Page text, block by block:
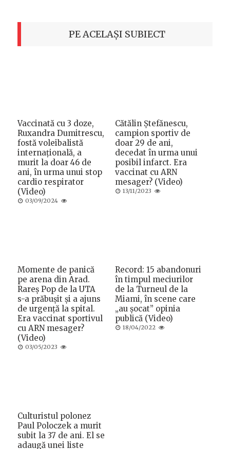
PE ACELAȘI SUBIECT
Vaccinată cu 3 doze,
Ruxandra Dumitrescu,
fostă voleibalistă
internațională, a
murit la doar 46 de
ani, în urma unui stop
cardio respirator
(Video)
Posted
03/09/2024
Cătălin Ștefănescu,
campion sportiv de
doar 29 de ani,
decedat în urma unui
posibil infarct. Era
vaccinat cu ARN
mesager? (Video)
Posted
13/11/2023
Momente de panică
pe arena din Arad.
Rareș Pop de la UTA
s-a prăbușit și a ajuns
de urgență la spital.
Era vaccinat sportivul
cu ARN mesager?
(Video)
Posted
03/05/2023
Record: 15 abandonuri
în timpul meciurilor
de la Turneul de la
Miami, în scene care
„au șocat” opinia
publică (Video)
Posted
18/04/2022
Culturistul polonez
Paul Poloczek a murit
subit la 37 de ani. El se
adaugă unei liste